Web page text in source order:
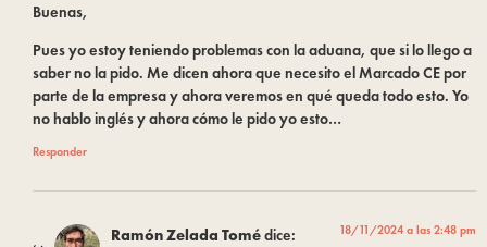
Buenas,
Pues yo estoy teniendo problemas con la aduana, que si lo llego a
saber no la pido. Me dicen ahora que necesito el Marcado CE por
parte de la empresa y ahora veremos en qué queda todo esto. Yo
no hablo inglés y ahora cómo le pido yo esto…
Responder
Ramón Zelada Tomédice: 18/11/2024 a las 2:48 pm